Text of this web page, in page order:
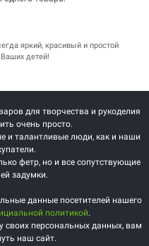
яркий, красивый и простой
Ваших детей!
для творчества и рукоделия
очень просто.
и талантливые люди, как и наши
фетр, но и все сопутствующие
задумки.
данные посетителей нашего
политикой.
своих персональных данных, вам
наш сайт.